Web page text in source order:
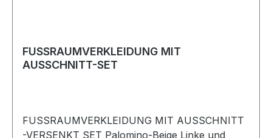
FUSSRAUMVERKLEIDUNG MIT
AUSSCHNITT-SET
FUSSRAUMVERKLEIDUNG MIT AUSSCHNITT
-VERSENKT SET Palomino-Beige Linke und